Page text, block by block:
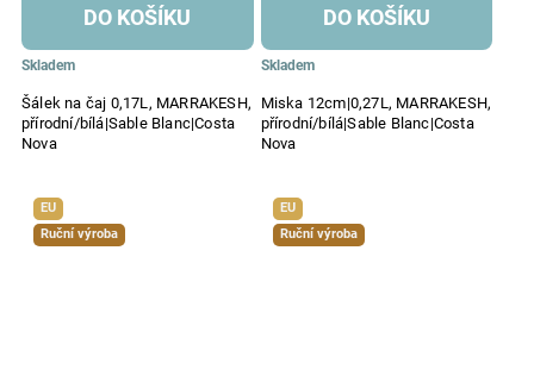
Šálek na čaj 0,17L, MARRAKESH,
přírodní/bílá|Sable Blanc|Costa
Nova
Skladem
DO KOŠÍKU
Miska 12cm|0,27L, MARRAKESH,
přírodní/bílá|Sable Blanc|Costa
Nova
Skladem
DO KOŠÍKU
EU
Ruční výroba
EU
Ruční výroba